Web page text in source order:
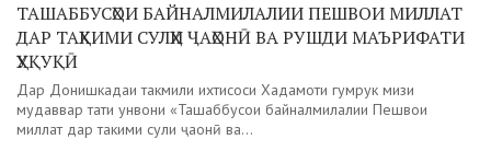
ТАШАББУСҲОИ БАЙНАЛМИЛАЛИИ ПЕШВОИ МИЛЛАТ
ДАР ТАҲКИМИ СУЛҲИ ҶАҲОНӢ ВА РУШДИ МАЪРИФАТИ
ҲУҚУҚӢ
Дар Донишкадаи такмили ихтисоси Хадамоти гумрук мизи
мудаввар таҳти унвони «Ташаббусҳои байналмилалии Пешвои
миллат дар таҳкими сулҳи ҷаҳонӣ ва...